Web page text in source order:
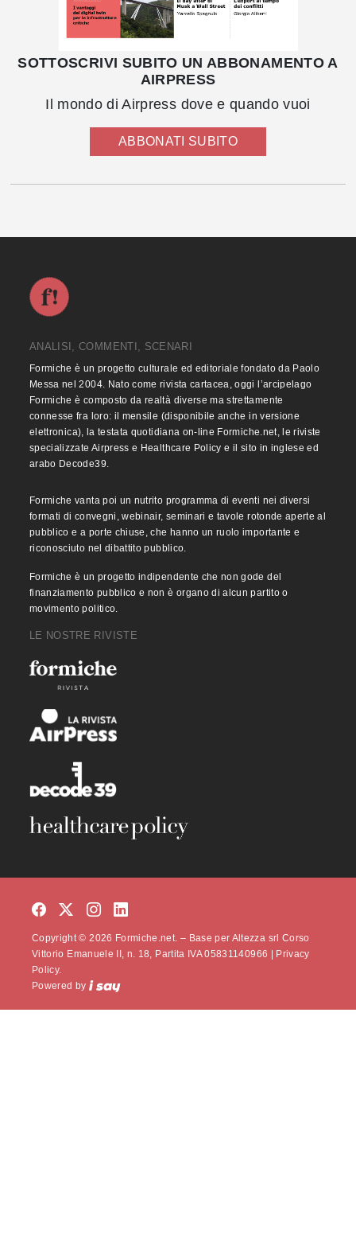
SOTTOSCRIVI SUBITO UN ABBONAMENTO A
AIRPRESS
Il mondo di Airpress dove e quando vuoi
ABBONATI SUBITO
ANALISI, COMMENTI, SCENARI
Formiche è un progetto culturale ed editoriale fondato da Paolo
Messa nel 2004. Nato come rivista cartacea, oggi l’arcipelago
Formiche è composto da realtà diverse ma strettamente
connesse fra loro: il mensile (disponibile anche in versione
elettronica), la testata quotidiana on-line Formiche.net, le riviste
specializzate Airpress e Healthcare Policy e il sito in inglese ed
arabo Decode39.
Formiche vanta poi un nutrito programma di eventi nei diversi
formati di convegni, webinair, seminari e tavole rotonde aperte al
pubblico e a porte chiuse, che hanno un ruolo importante e
riconosciuto nel dibattito pubblico.
Formiche è un progetto indipendente che non gode del
finanziamento pubblico e non è organo di alcun partito o
movimento politico.
LE NOSTRE RIVISTE
Copyright © 2026 Formiche.net. – Base per Altezza srl Corso
Vittorio Emanuele II, n. 18, Partita IVA 05831140966 | Privacy
Policy.
Powered by